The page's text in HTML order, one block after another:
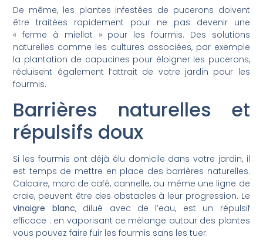
De même, les plantes infestées de pucerons doivent
être traitées rapidement pour ne pas devenir une
« ferme à miellat » pour les fourmis. Des solutions
naturelles comme les cultures associées, par exemple
la plantation de capucines pour éloigner les pucerons,
réduisent également l’attrait de votre jardin pour les
fourmis.
Barrières naturelles et
répulsifs doux
Si les fourmis ont déjà élu domicile dans votre jardin, il
est temps de mettre en place des barrières naturelles.
Calcaire, marc de café, cannelle, ou même une ligne de
craie, peuvent être des obstacles à leur progression. Le
vinaigre blanc, dilué avec de l’eau, est un répulsif
efficace : en vaporisant ce mélange autour des plantes
vous pouvez faire fuir les fourmis sans les tuer.